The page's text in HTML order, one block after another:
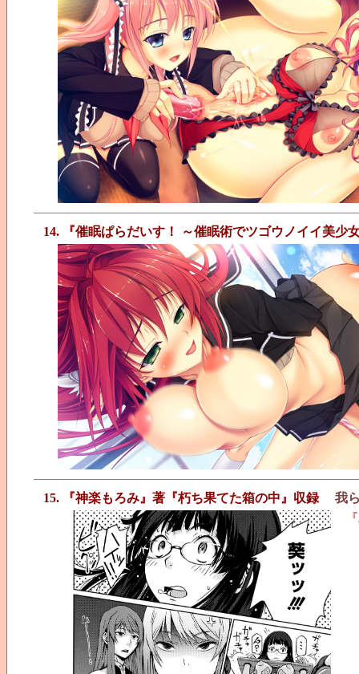
14. 『催眠ぱらだいす！ ～催眠術でツゴウノイイ美少
15. 『神楽もろみ』著『朽ち果てた箱の中』収録
我